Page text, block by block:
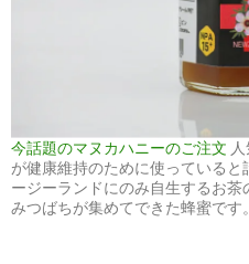
今話題のマヌカハニーのご注文
が健康維持のために使っている
ージーランドにのみ自生するお
みつばちが集めてできた蜂蜜です